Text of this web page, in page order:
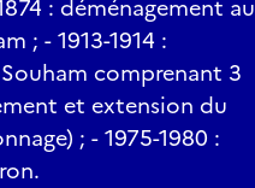
: déménagement au
; - 1913-1914 :
comprenant 3
et extension du
; - 1975-1980 :